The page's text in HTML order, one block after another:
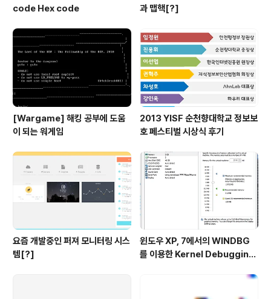
code Hex code
과 맵핵[?]
[Wargame] 해킹 공부에 도움
이 되는 워게임
2013 YISF 순천향대학교 정보보
호 페스티벌 시상식 후기
요즘 개발중인 퍼져 모니터링 시스
템[?]
윈도우 XP, 7에서의 WINDBG
를 이용한 Kernel Debugging